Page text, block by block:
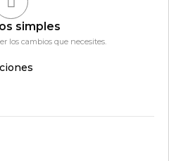
simples
los cambios que necesites.